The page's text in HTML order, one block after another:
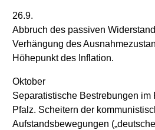
26.9.
Abbruch des passiven
Verhängung des
Höhepunkt des Inflation.
Oktober
Separatistische Bestrebungen im
Pfalz. Scheitern der
Aufstandsbewegungen